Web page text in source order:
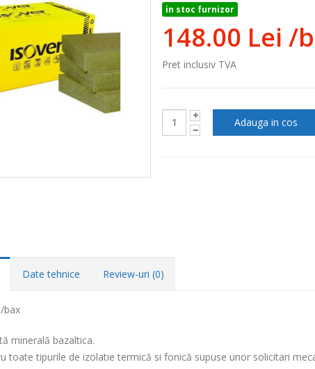
0in stoc furnizor
148.00 Lei /
Pret inclusiv TVA
Date tehnice Review-uri (0)
bax
minerală bazaltica.
toate tipurile de izolatie termică si fonică supuse unor solicitari